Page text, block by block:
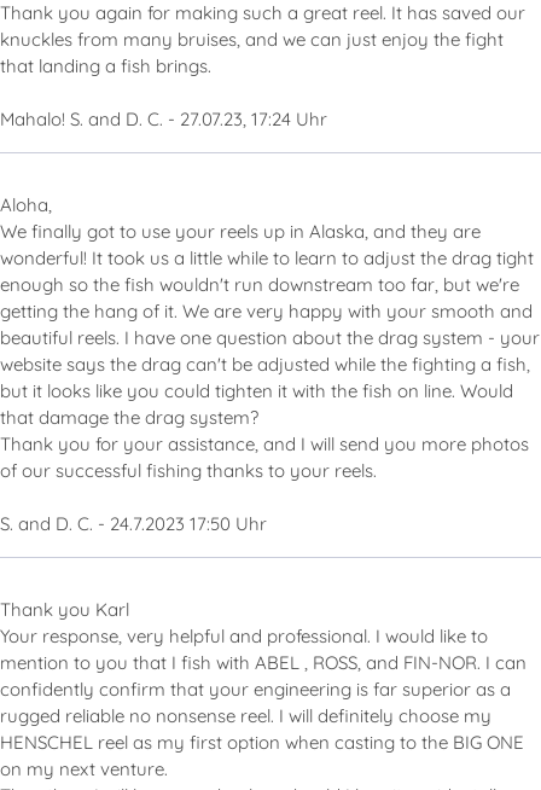
Thank you again for making such a great reel. It has saved our
knuckles from many bruises, and we can just enjoy the fight
that landing a fish brings.
Mahalo! S. and D. C. - 27.07.23, 17:24 Uhr
Aloha,
We finally got to use your reels up in Alaska, and they are
wonderful! It took us a little while to learn to adjust the drag tight
enough so the fish wouldn't run downstream too far, but we're
getting the hang of it. We are very happy with your smooth and
beautiful reels. I have one question about the drag system - your
website says the drag can't be adjusted while the fighting a fish,
but it looks like you could tighten it with the fish on line. Would
that damage the drag system?
Thank you for your assistance, and I will send you more photos
of our successful fishing thanks to your reels.
S. and D. C. - 24.7.2023 17:50 Uhr
Thank you Karl
Your response, very helpful and professional. I would like to
mention to you that I fish with ABEL , ROSS, and FIN-NOR. I can
confidently confirm that your engineering is far superior as a
rugged reliable no nonsense reel. I will definitely choose my
HENSCHEL reel as my first option when casting to the BIG ONE
on my next venture.